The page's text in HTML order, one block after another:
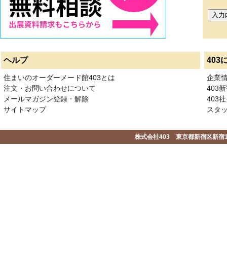
ヘルプ 403
住まいのオーダーメード館403とは
注文・お問い合わせについて
メールマガジン登録・解除
サイトマップ
企業
403
403
スタ
株式会社403 東京都新宿区新